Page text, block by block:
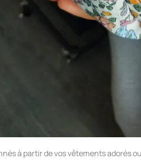
à partir de vos vêtements adorés